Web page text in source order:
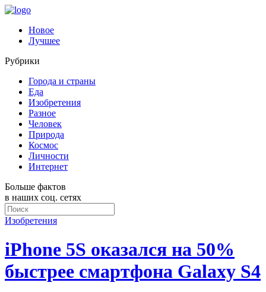
Новое
Лучшее
Рубрики
Города и страны
Еда
Изобретения
Разное
Человек
Природа
Космос
Личности
Интернет
Больше фактов
в наших соц. сетях
Изобретения
iPhone 5S оказался на 50%
быстрее смартфона Galaxy S4